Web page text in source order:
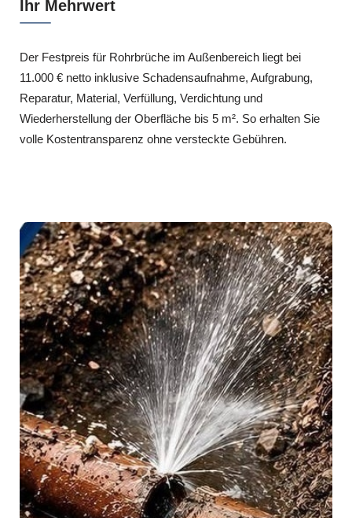
Ihr Mehrwert
Der Festpreis für Rohrbrüche im Außenbereich liegt bei
11.000 € netto inklusive Schadensaufnahme, Aufgrabung,
Reparatur, Material, Verfüllung, Verdichtung und
Wiederherstellung der Oberfläche bis 5 m². So erhalten Sie
volle Kostentransparenz ohne versteckte Gebühren.